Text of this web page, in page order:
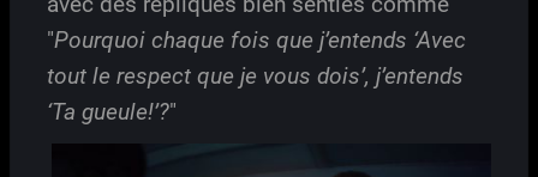
"Pourquoi chaque fois que j’entends ‘Avec
tout le respect que je vous dois’, j’entends
‘Ta gueule!’?"